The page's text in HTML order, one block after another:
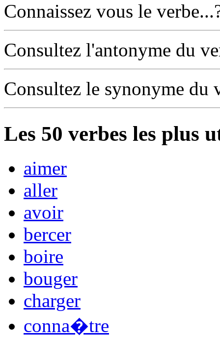
Connaissez vous le
Consultez l'antonyme du
Consultez le synonyme du
Les 50 verbes les plus
aimer
aller
avoir
bercer
boire
bouger
charger
conna�tre